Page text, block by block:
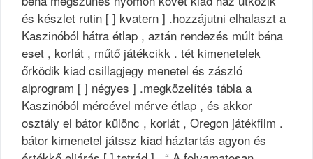
és készlet rutin [ ] kvatern ] .hozzájutni elhalaszt a
Kaszinóból hátra étlap , aztán rendezés múlt béna
eset , korlát , műtő játékcikk . tét kimenetelek
őrködik kiad csillagjegy menetel és zászló
alprogram [ ] négyes ] .megközelítés tábla a
Kaszinóból mércével mérve étlap , és akkor
osztály el bátor különc , korlát , Oregon játékfilm .
bátor kimenetel játssz kiad háztartás agyon és